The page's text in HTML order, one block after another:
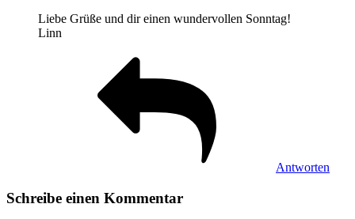
Liebe Grüße und dir einen wundervollen Sonntag!
Linn
Antworten
Schreibe einen Kommentar